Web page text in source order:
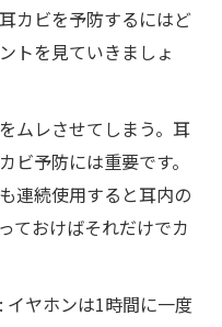
カビを予防するにはど
トを見ていきましょ
ムレさせてしまう。耳
ビ予防には重要です。
連続使用すると耳内の
ておけばそれだけでカ
: イヤホンは1時間に一度